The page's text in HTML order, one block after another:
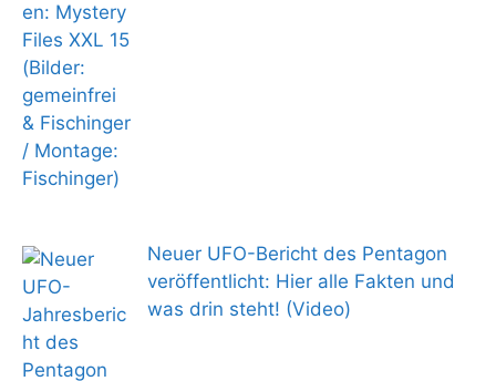
Neuer UFO-Bericht des Pentagon
veröffentlicht: Hier alle Fakten und
was drin steht! (Video)